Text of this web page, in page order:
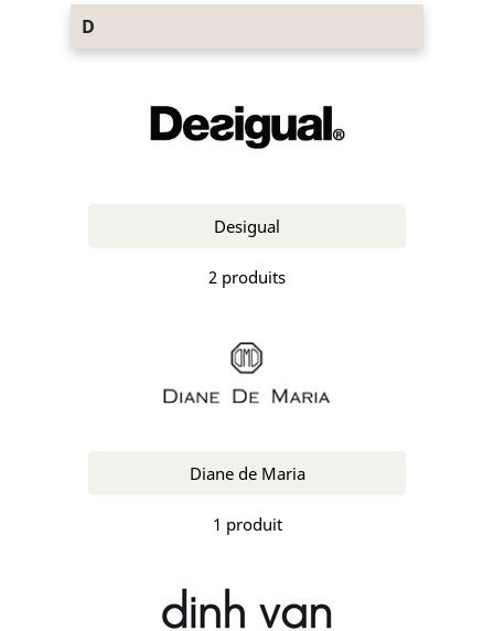
D
Desigual
2 produits
Diane de Maria
1 produit